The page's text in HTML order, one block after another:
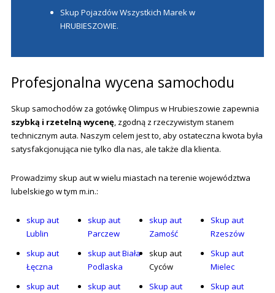
Skup Pojazdów Wszystkich Marek w
HRUBIESZOWIE.
Profesjonalna wycena samochodu
Skup samochodów za gotówkę Olimpus w Hrubieszowie zapewnia
szybką i rzetelną wycenę, zgodną z rzeczywistym stanem
technicznym auta. Naszym celem jest to, aby ostateczna kwota była
satysfakcjonująca nie tylko dla nas, ale także dla klienta.
Prowadzimy skup aut w wielu miastach na terenie województwa
lubelskiego w tym m.in.:
skup aut
Lublin
skup aut
Łęczna
skup aut
skup aut
Parczew
skup aut Biała
Podlaska
skup aut
skup aut
Zamość
skup aut
Cyców
Skup aut
Skup aut
Rzeszów
Skup aut
Mielec
Skup aut